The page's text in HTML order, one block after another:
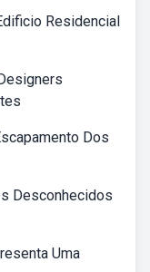
Residencial
Dos
Desconhecidos
Uma